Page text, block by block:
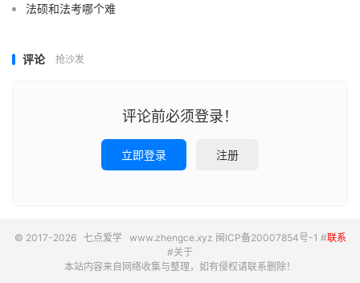
法硕和法考哪个难
评论 抢沙发
评论前必须登录！
立即登录 注册
© 2017-2026 七点爱学www.zhengce.xyz 闽ICP备20007854号-1 #联系
#关于
本站内容来自网络收集与整理，如有侵权请联系删除！